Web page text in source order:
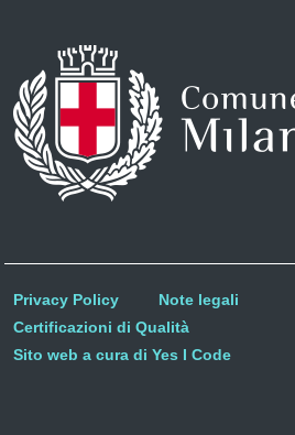
Privacy Policy
Note legali
Certificazioni di Qualità
Sito web a cura di Yes I Code